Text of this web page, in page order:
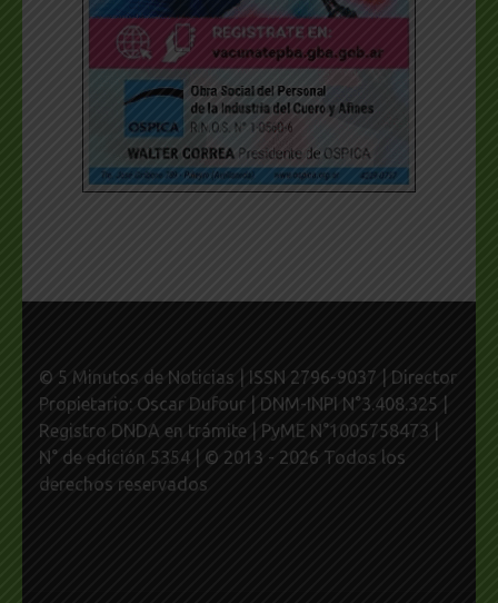
© 5 Minutos de Noticias | ISSN 2796-9037 | Director
Propietario: Oscar Dufour | DNM-INPI N°3.408.325 |
Registro DNDA en trámite | PyME N°1005758473 |
N° de edición 5354 | © 2013 - 2026 Todos los
derechos reservados